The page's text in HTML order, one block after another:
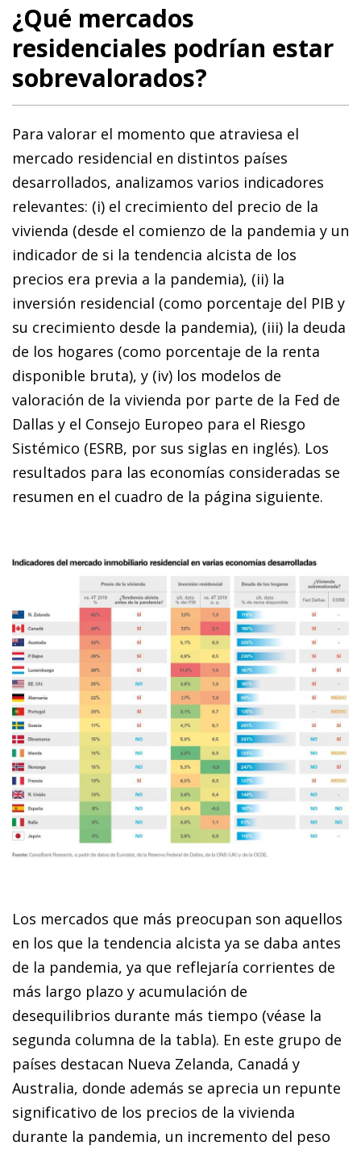
¿Qué mercados
residenciales podrían estar
sobrevalorados?
Para valorar el momento que atraviesa el
mercado residencial en distintos países
desarrollados, analizamos varios indicadores
relevantes: (i) el crecimiento del precio de la
vivienda (desde el comienzo de la pandemia y un
indicador de si la tendencia alcista de los
precios era previa a la pandemia), (ii) la
inversión residencial (como porcentaje del PIB y
su crecimiento desde la pandemia), (iii) la deuda
de los hogares (como porcentaje de la renta
disponible bruta), y (iv) los modelos de
valoración de la vivienda por parte de la Fed de
Dallas y el Consejo Europeo para el Riesgo
Sistémico (ESRB, por sus siglas en inglés). Los
resultados para las economías consideradas se
resumen en el cuadro de la página siguiente.
Los mercados que más preocupan son aquellos
en los que la tendencia alcista ya se daba antes
de la pandemia, ya que reflejaría corrientes de
más largo plazo y acumulación de
desequilibrios durante más tiempo (véase la
segunda columna de la tabla). En este grupo de
países destacan Nueva Zelanda, Canadá y
Australia, donde además se aprecia un repunte
significativo de los precios de la vivienda
durante la pandemia, un incremento del peso